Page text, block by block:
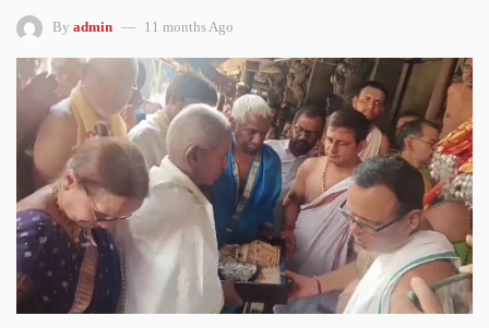
By admin 11 months Ago